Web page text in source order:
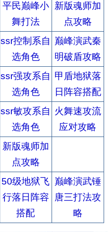
平民巅峰小
舞打法
新版魂师加
点攻略
ssr控制系自
选角色
巅峰演武秦
明破盾攻略
ssr强攻系自
选角色
甲盾地狱落
日阵容搭配
ssr敏攻系自
选角色
火舞速攻流
应对攻略
新版魂师加
点攻略
50级地狱飞
行落日阵容
搭配
巅峰演武锤
唐三打法攻
略